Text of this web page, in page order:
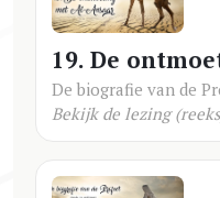
19. De
De biografie van de
Bekijk de lezing